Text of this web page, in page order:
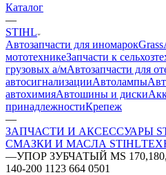
Каталог
—
STIHL
Автозапчасти для иномарокGrass
мототехникеЗапчасти к
грузовых а/мАвтозапчасти для
автосигнализацииАвтолампы
автохимияАвтошины и диски
принадлежностиКрепеж
—
ЗАПЧАСТИ И АКСЕССУАРЫ
СМАЗКИ И МАСЛА STIHL
—УПОР ЗУБЧАТЫЙ MS
140-200 1123 664 0501